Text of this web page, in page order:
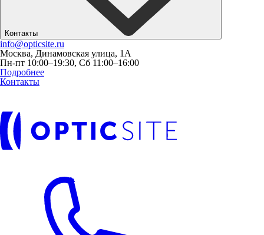
Контакты
info@opticsite.ru
Москва, Динамовская улица, 1А
Пн-пт 10:00–19:30, Сб 11:00–16:00
Подробнее
Контакты